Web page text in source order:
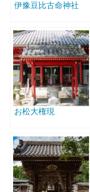
伊豫豆比古命神社
お松大権現